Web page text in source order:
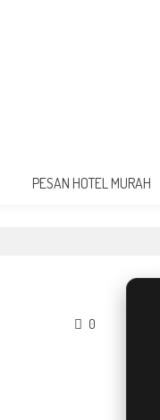
PESAN HOTEL MURAH
0